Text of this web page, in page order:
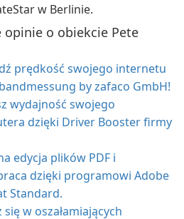
w Berlinie.
opinie o obiekcie Pete
prędkość swojego internetu
by zafaco GmbH!
wydajność swojego
dzięki Driver Booster firmy
edycja plików PDF i
dzięki programowi Adobe
Standard.
się w oszałamiających